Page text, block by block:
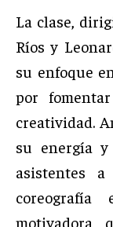
La clase,
Ríos y
su enfoque
por
creatividad.
su energía
asistentes
motivadora